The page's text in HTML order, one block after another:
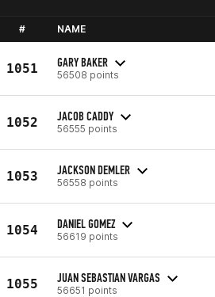
# NAME
1051 GARY BAKER
56508 points
1052 JACOB CADDY
56555 points
1053 JACKSON DEMLER
56558 points
1054 DANIEL GOMEZ
56619 points
1055 JUAN SEBASTIAN VARGAS
56651 points